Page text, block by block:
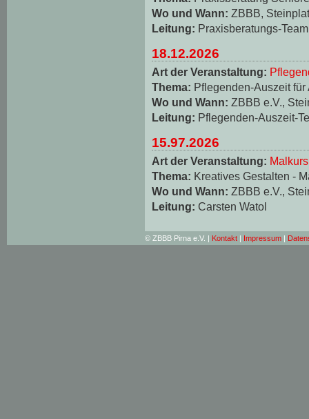
Wo und Wann: ZBBB,
Leitung: Praxisberatungs-Team
18.12.2026
Art der Veranstaltung:
Thema: Pflegenden-Auszeit
Wo und Wann: ZBBB e.V.,
Leitung: Pflegenden-Auszeit-
15.97.2026
Art der Veranstaltung: Malkurs
Thema: Kreatives Gestalten -
Wo und Wann: ZBBB e.V.,
Leitung: Carsten Watol
© ZBBB Pirna e.V. | Kontakt | Impressum |